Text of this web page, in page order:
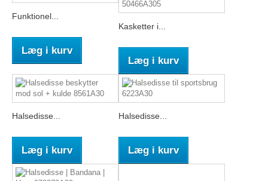
Funktionel...
Læg i kurv
Kasketter i...
Læg i kurv
Halsedisse...
Læg i kurv
Halsedisse...
Læg i kurv